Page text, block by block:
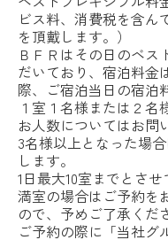
ビス料、消費税を含
を頂戴します。）
ＢＦＲはその日のベス
だいており、宿泊料金
際、ご宿泊当日の宿泊
１室１名様または２
お人数についてはお問
3名様以上となった場
します。
1日最大10室までとさせ
満室の場合はご予約を
ので、予めご了承くだ
ご予約の際に「当社グ